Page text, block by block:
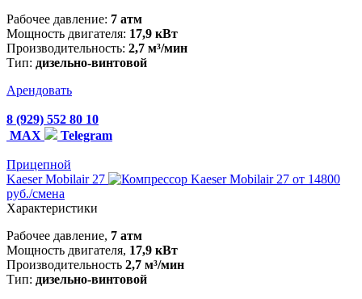
Рабочее давление: 7 атм
Мощность двигателя: 17,9 кВт
Производительность: 2,7 м³/мин
Тип: дизельно-винтовой
Арендовать
8 (929) 552 80 10
MAX
Telegram
Прицепной
Kaeser Mobilair 27
от 14800
руб./смена
Характеристики
Рабочее давление, 7 атм
Мощность двигателя, 17,9 кВт
Производительность 2,7 м³/мин
Тип: дизельно-винтовой